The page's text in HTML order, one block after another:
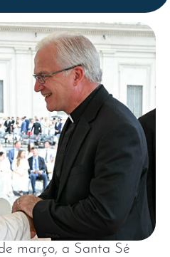
março, a Santa Sé